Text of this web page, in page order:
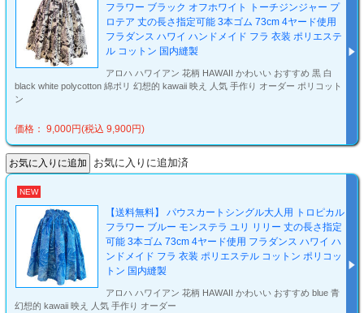
フラワー ブラック オフホワイト トーチジンジャー プ
ロテア 丈の長さ指定可能 3本ゴム 73cm 4ヤード使用
フラダンス ハワイ ハンドメイド フラ 衣装 ポリエステ
ル コットン 国内縫製
アロハ ハワイアン 花柄 HAWAII かわいい おすすめ 黒 白
black white polycotton 綿ポリ 幻想的 kawaii 映え 人気 手作り オーダー ポリコット
ン
価格： 9,000円(税込 9,900円)
お気に入りに追加済
NEW
【送料無料】 パウスカートシングル大人用 トロピカル
フラワー ブルー モンステラ ユリ リリー 丈の長さ指定
可能 3本ゴム 73cm 4ヤード使用 フラダンス ハワイ ハ
ンドメイド フラ 衣装 ポリエステル コットン ポリコッ
トン 国内縫製
アロハ ハワイアン 花柄 HAWAII かわいい おすすめ blue 青
幻想的 kawaii 映え 人気 手作り オーダー